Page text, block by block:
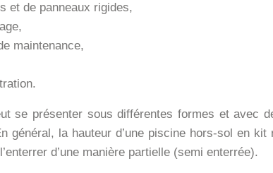
et de panneaux rigides,
maintenance,
se présenter sous différentes formes et avec
général, la hauteur d’une piscine hors-sol en
d’une manière partielle (semi enterrée).